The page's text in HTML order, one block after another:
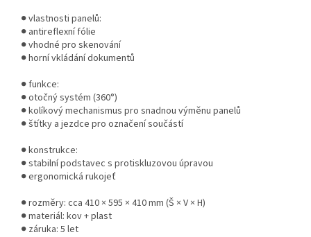
● vlastnosti panelů:
● antireflexní fólie
● vhodné pro skenování
● horní vkládání dokumentů
● funkce:
● otočný systém (360°)
● kolíkový mechanismus pro snadnou výměnu panelů
● štítky a jezdce pro označení součástí
● konstrukce:
● stabilní podstavec s protiskluzovou úpravou
● ergonomická rukojeť
● rozměry: cca 410 × 595 × 410 mm (Š × V × H)
● materiál: kov + plast
● záruka: 5 let